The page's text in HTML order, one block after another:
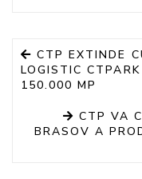
CTP EXTINDE
LOGISTIC
150.000 MP
CTP VA
BRASOV A